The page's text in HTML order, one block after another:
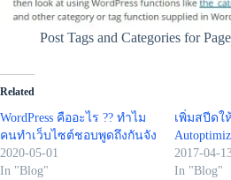
Post Tags and Categories for
Related
WordPress คืออะไร ?? ทำไม
คนทำเว็บไซต์ชอบพูดถึงกันจัง
2020-05-01
In "Blog"
เพิ่มสปีดใ
2017-04-
In "Blog"